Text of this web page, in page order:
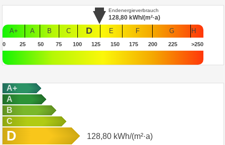
Endenergieverbrauch
128,80 kWh/(m²·a)
A+
A B C D E F G H
0 25 50 75 100 125 150 175 200 225 >250
A+
A
B
C
D 128,80 kWh/(m²·a)